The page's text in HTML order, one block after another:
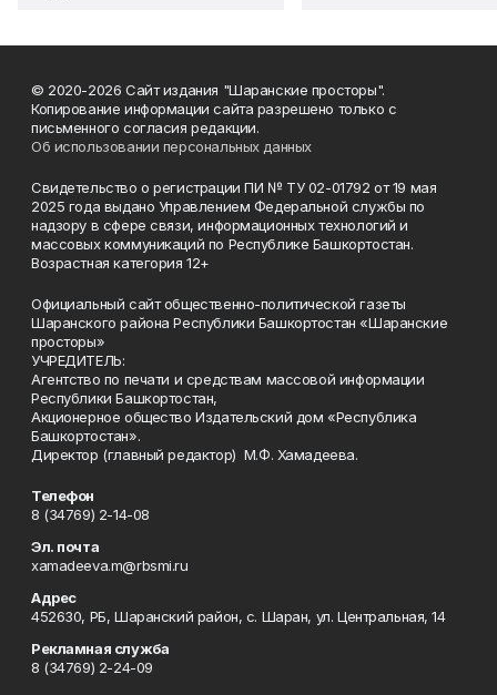
© 2020-2026 Сайт издания "Шаранские просторы".
Копирование информации сайта разрешено только с
письменного согласия редакции.
Об использовании персональных данных
Свидетельство о регистрации ПИ № ТУ 02-01792 от 19 мая
2025 года выдано Управлением Федеральной службы по
надзору в сфере связи, информационных технологий и
массовых коммуникаций по Республике Башкортостан.
Возрастная категория 12+
Официальный сайт общественно-политической газеты
Шаранского района Республики Башкортостан «Шаранские
просторы»
УЧРЕДИТЕЛЬ:
Агентство по печати и средствам массовой информации
Республики Башкортостан,
Акционерное общество Издательский дом «Республика
Башкортостан».
Директор (главный редактор) М.Ф. Хамадеева.
Телефон
8 (34769) 2-14-08
Эл. почта
xamadeeva.m@rbsmi.ru
Адрес
452630, РБ, Шаранский район, с. Шаран, ул. Центральная, 14
Рекламная служба
8 (34769) 2-24-09